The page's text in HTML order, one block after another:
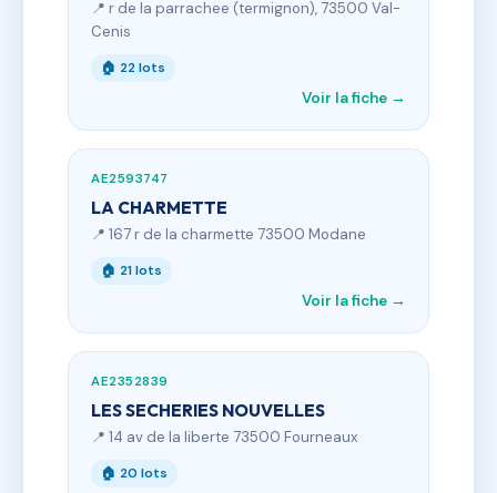
📍 r de la parrachee (termignon), 73500 Val-
Cenis
🏠 22 lots
Voir la fiche →
AE2593747
LA CHARMETTE
📍 167 r de la charmette 73500 Modane
🏠 21 lots
Voir la fiche →
AE2352839
LES SECHERIES NOUVELLES
📍 14 av de la liberte 73500 Fourneaux
🏠 20 lots